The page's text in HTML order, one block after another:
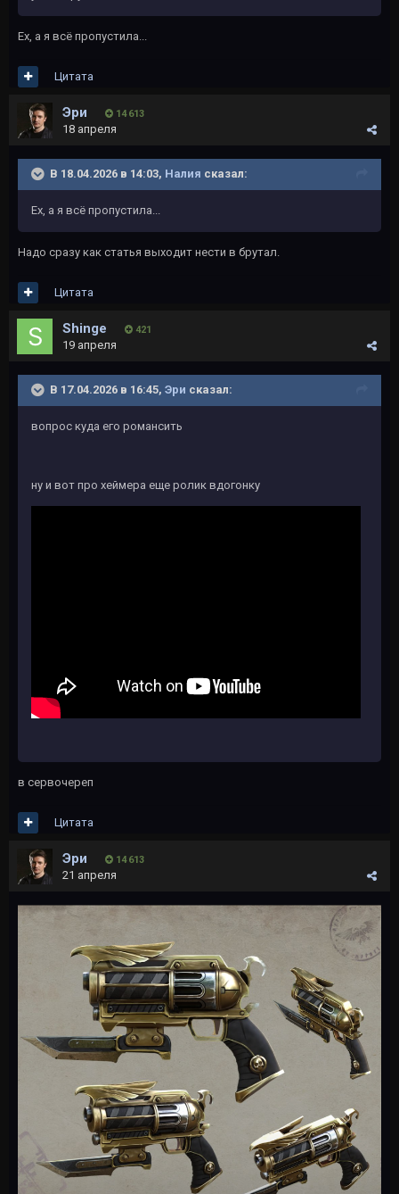
Ех, а я всё пропустила...
Цитата
Эри 14 613
18 апреля
В 18.04.2026 в 14:03, Налия сказал:
Ех, а я всё пропустила...
Надо сразу как статья выходит нести в брутал.
Цитата
Shinge 421
19 апреля
В 17.04.2026 в 16:45, Эри сказал:
вопрос куда его романсить
ну и вот про хеймера еще ролик вдогонку
в сервочереп
Цитата
Эри 14 613
21 апреля